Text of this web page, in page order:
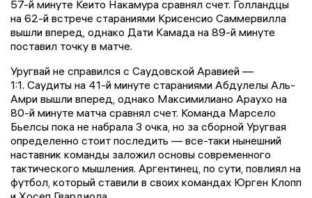
57-й минуте Кеито Накамура сравнял счет. Голландцы
на 62-й встрече стараниями Крисенсио Саммервилла
вышли вперед, однако Дати Камада на 89-й минуте
поставил точку в матче.
Уругвай не справился с Саудовской Аравией —
1:1. Саудиты на 41-й минуте стараниями Абдулелы Аль-
Амри вышли вперед, однако Максимилиано Араухо на
80-й минуте матча сравнял счет. Команда Марсело
Бьелсы пока не набрала 3 очка, но за сборной Уругвая
определенно стоит последить — все-таки нынешний
наставник команды заложил основы современного
тактического мышления. Аргентинец, по сути, повлиял на
футбол, который ставили в своих командах Юрген Клопп